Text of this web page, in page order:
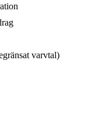
varvtal)